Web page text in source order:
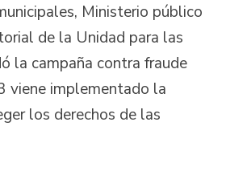
Ministerio público
de la Unidad para las
la campaña contra fraude
viene implementado la
los derechos de las